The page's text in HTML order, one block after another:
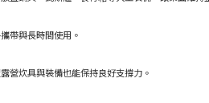
帶與長時間使用。
營炊具與裝備也能保持良好支撐力。